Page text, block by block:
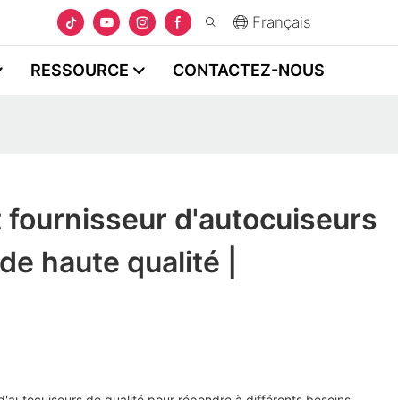
Français
RESSOURCE CONTACTEZ-NOUS
fournisseur d'autocuiseurs
haute qualité |